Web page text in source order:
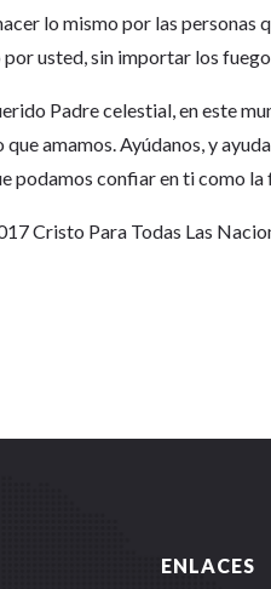
lo mismo por las personas
usted, sin importar los
Padre celestial, en este
amamos. Ayúdanos, y
podamos confiar en ti como
Cristo Para Todas Las
ENLACES